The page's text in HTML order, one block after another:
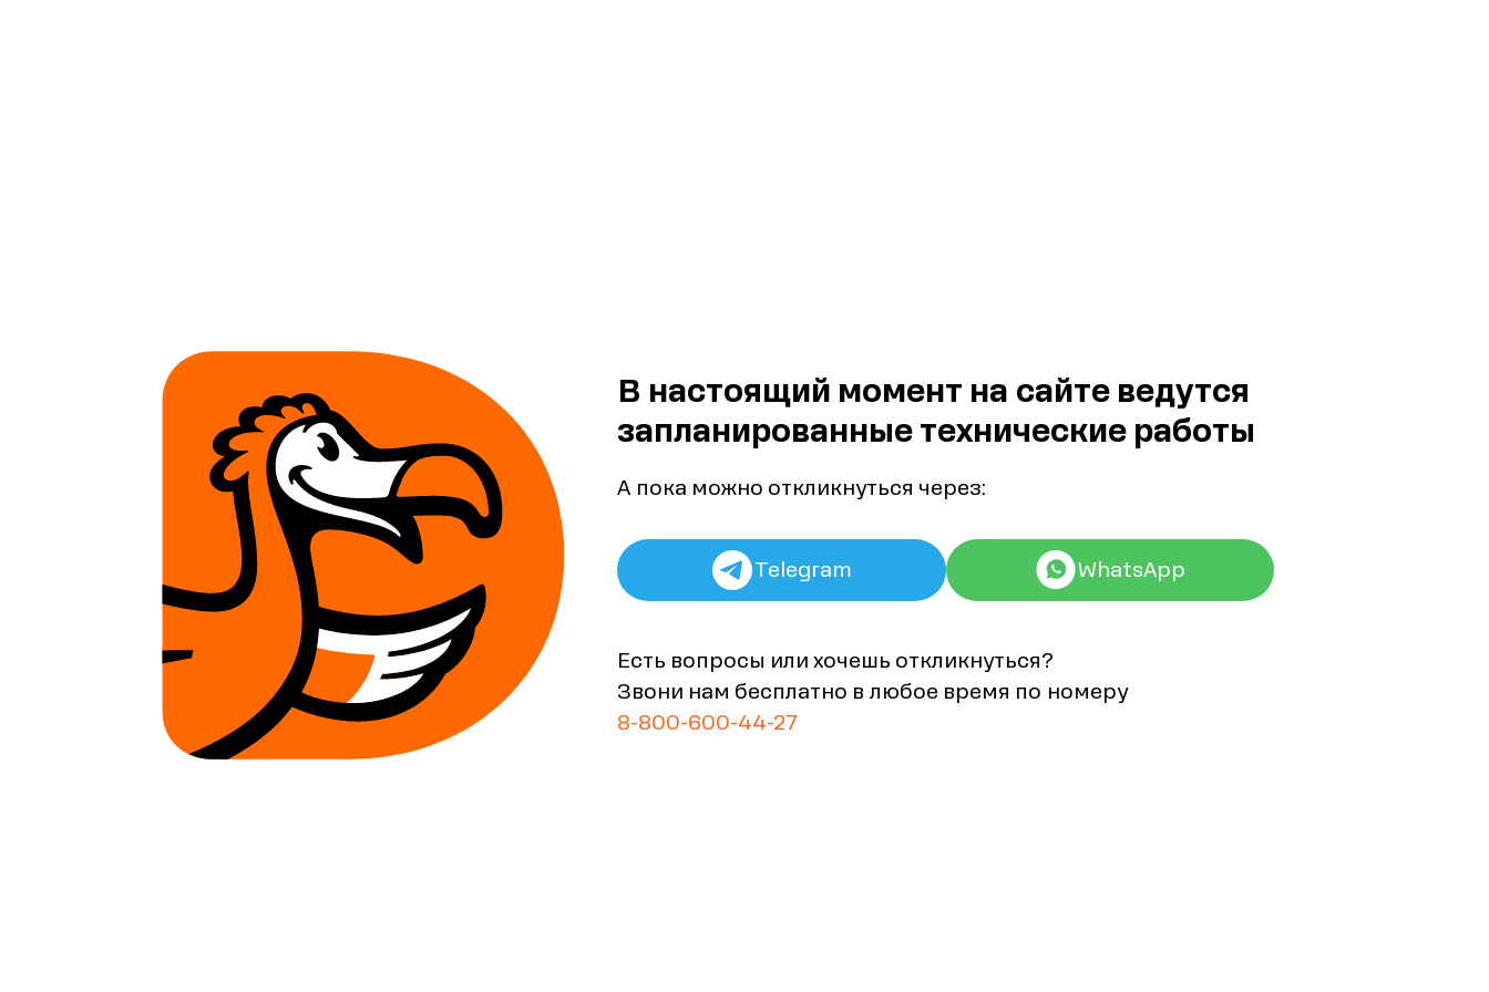
В настоящий момент на сайте ведутся
запланированные технические работы
А пока можно откликнуться через:
Telegram WhatsApp
Есть вопросы или хочешь откликнуться?
Звони нам бесплатно в любое время по номеру
8-800-600-44-27